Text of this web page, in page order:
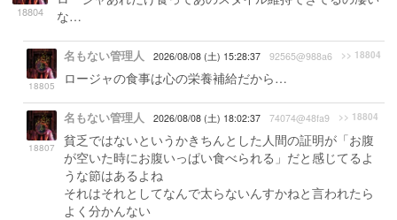
18804
な…
18805
名もない管理人 2026/08/08 (土) 15:28:37 92565@988a6 >> 18804
ロージャの食事は心の栄養補給だから…
18807
名もない管理人 2026/08/08 (土) 18:02:37 74074@48fa9 >> 18804
貧乏ではないというかきちんとした人間の証明が「お腹
が空いた時にお腹いっぱい食べられる」だと感じてるよ
うな節はあるよね
それはそれとしてなんで太らないんすかねと言われたら
よく分かんない